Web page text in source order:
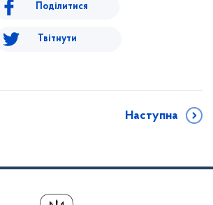
Поділитися
Твітнути
Наступна